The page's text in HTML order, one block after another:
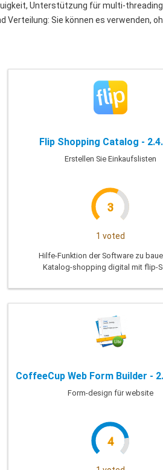
Unterstützung für multi-
Sie können es verwenden,
Flip Shopping Catalog -
Erstellen Sie Einkaufslisten
3
1 voted
Hilfe-Funktion der Software zu
Katalog-shopping digital mit flip-
Form-design für website
4